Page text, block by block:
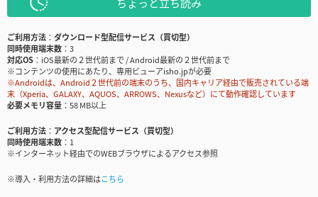
ご利用方法
ダウンロード型配信サービス（買切型）
同時使用端末数
3
対応OS
iOS最新の２世代前まで / Android最新の２世代前まで
※コンテンツの使用にあたり、専用ビューアisho.jpが必要
※Androidは、Android２世代前の端末のうち、国内キャリア経由で販売されている端
末（Xperia、GALAXY、AQUOS、ARROWS、Nexusなど）にて動作確認しています
必要メモリ容量
58 MB以上
ご利用方法
アクセス型配信サービス（買切型）
同時使用端末数
1
※インターネット経由でのWEBブラウザによるアクセス参照
※導入・利用方法の詳細はこちら